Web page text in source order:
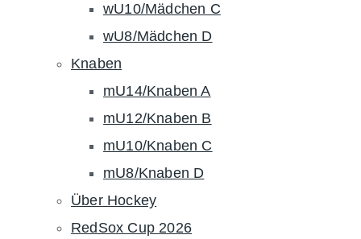
wU10/Mädchen C
wU8/Mädchen D
Knaben
mU14/Knaben A
mU12/Knaben B
mU10/Knaben C
mU8/Knaben D
Über Hockey
RedSox Cup 2026